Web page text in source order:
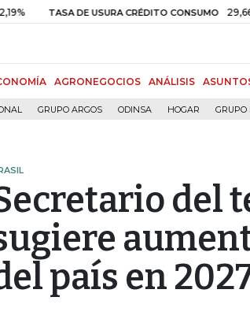
TASA DE USURA CRÉDITO CONSUMO 29,66%
AGRONEGOCIOS ANÁLISIS
GRUPO ARGOS ODINSA HOGAR GRUPO
del
país en